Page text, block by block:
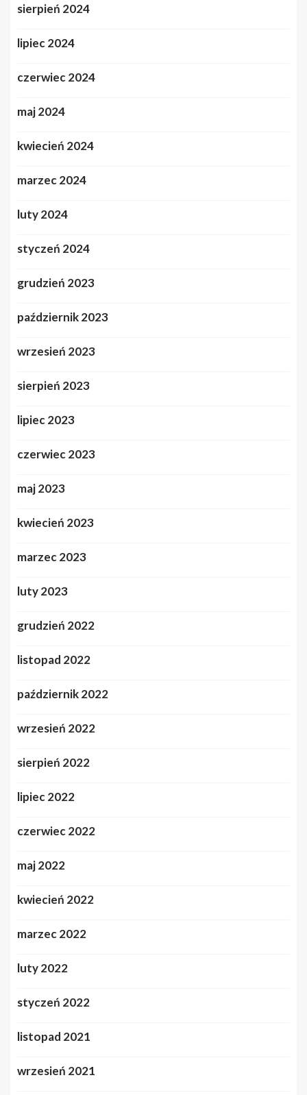
sierpień 2024
lipiec 2024
czerwiec 2024
maj 2024
kwiecień 2024
marzec 2024
luty 2024
styczeń 2024
grudzień 2023
październik 2023
wrzesień 2023
sierpień 2023
lipiec 2023
czerwiec 2023
maj 2023
kwiecień 2023
marzec 2023
luty 2023
grudzień 2022
listopad 2022
październik 2022
wrzesień 2022
sierpień 2022
lipiec 2022
czerwiec 2022
maj 2022
kwiecień 2022
marzec 2022
luty 2022
styczeń 2022
listopad 2021
wrzesień 2021